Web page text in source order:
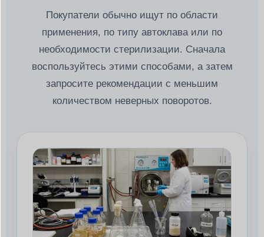
Покупатели обычно ищут по области
применения, по типу автоклава или по
необходимости стерилизации. Сначала
воспользуйтесь этими способами, а затем
запросите рекомендации с меньшим
количеством неверных поворотов.